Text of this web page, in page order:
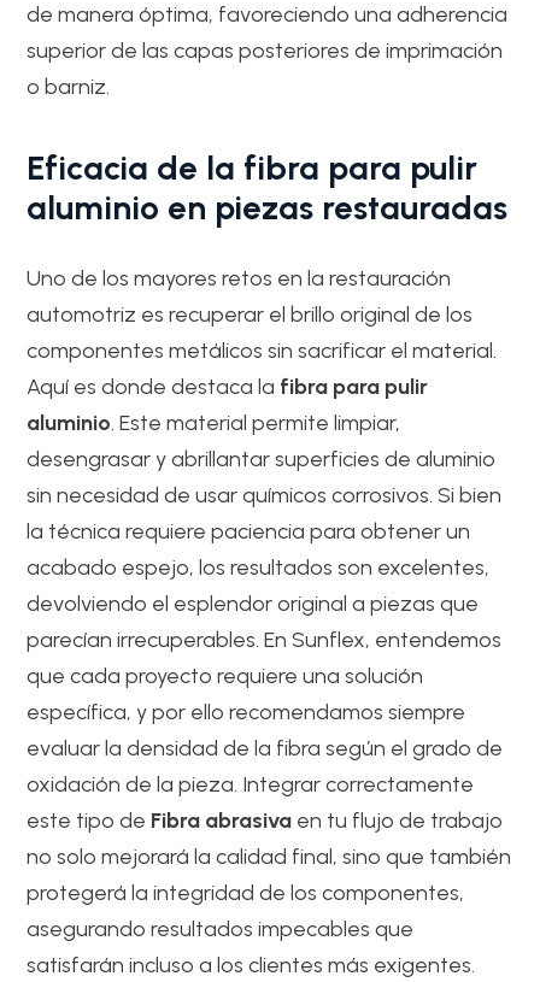
de manera óptima, favoreciendo una adherencia
superior de las capas posteriores de imprimación
o barniz.
Eficacia de la fibra para pulir
aluminio en piezas restauradas
Uno de los mayores retos en la restauración
automotriz es recuperar el brillo original de los
componentes metálicos sin sacrificar el material.
Aquí es donde destaca la fibra para pulir
aluminio. Este material permite limpiar,
desengrasar y abrillantar superficies de aluminio
sin necesidad de usar químicos corrosivos. Si bien
la técnica requiere paciencia para obtener un
acabado espejo, los resultados son excelentes,
devolviendo el esplendor original a piezas que
parecían irrecuperables. En Sunflex, entendemos
que cada proyecto requiere una solución
específica, y por ello recomendamos siempre
evaluar la densidad de la fibra según el grado de
oxidación de la pieza. Integrar correctamente
este tipo de Fibra abrasiva en tu flujo de trabajo
no solo mejorará la calidad final, sino que también
protegerá la integridad de los componentes,
asegurando resultados impecables que
satisfarán incluso a los clientes más exigentes.